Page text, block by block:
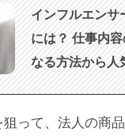
インフルエンサ
には？ 仕事内
なる方法から人
って、法人の商品